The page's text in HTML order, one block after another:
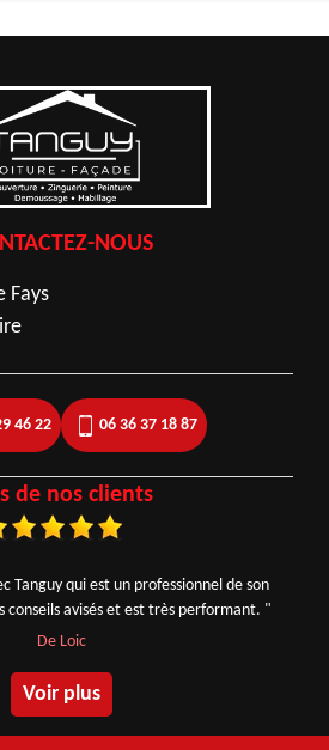
NOUS
Fays
46 22 06 36 37 18 87
de nos clients
Tanguy qui est un professionnel de son
conseils avisés et est très performant. "
De Loic
Voir plus